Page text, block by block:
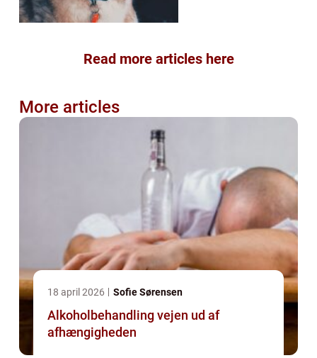
Read more articles here
More articles
18 april 2026 Sofie Sørensen
Alkoholbehandling vejen ud af
afhængigheden